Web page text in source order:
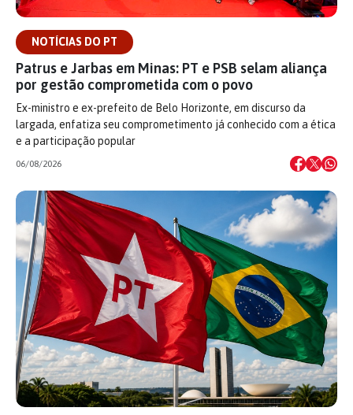
NOTÍCIAS DO PT
Patrus e Jarbas em Minas: PT e PSB selam aliança
por gestão comprometida com o povo
Ex-ministro e ex-prefeito de Belo Horizonte, em discurso da
largada, enfatiza seu comprometimento já conhecido com a ética
e a participação popular
06/08/2026